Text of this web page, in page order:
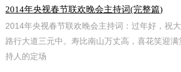
2014年央视春节联欢晚会主持词(完整篇)
2014年央视春节联欢晚会主持词：过年好，祝
路行大道三元中。寿比南山万丈高，喜花笑迎
持人的定场